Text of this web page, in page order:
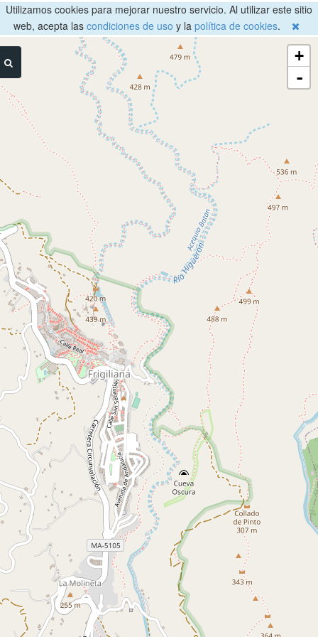
Utilizamos cookies para mejorar nuestro servicio. Al utilizar este sitio
web, acepta las condiciones de uso y la política de cookies.
+
-